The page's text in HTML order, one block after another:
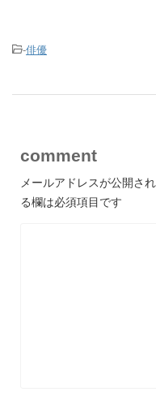
-俳優
comment
メールアドレスが公開さ
る欄は必須項目です